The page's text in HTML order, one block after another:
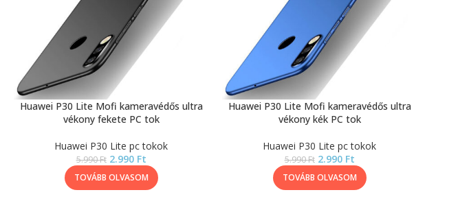
Huawei P30 Lite Mofi kameravédős ultra
vékony fekete PC tok
Huawei P30 Lite pc tokok
5.990Ft 2.990 Ft
TOVÁBB OLVASOM
Huawei P30 Lite Mofi kameravédős ultra
vékony kék PC tok
Huawei P30 Lite pc tokok
5.990Ft 2.990 Ft
TOVÁBB OLVASOM